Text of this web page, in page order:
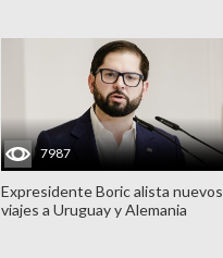
7987
Expresidente Boric alista nuevos
viajes a Uruguay y Alemania